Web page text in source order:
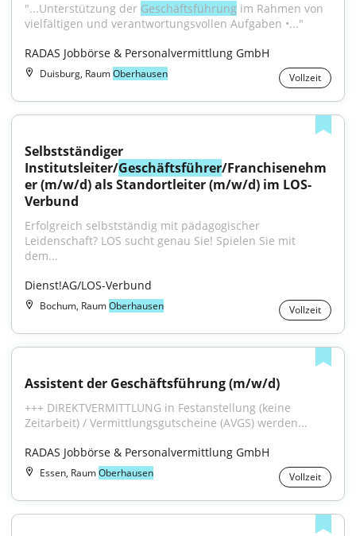
"...Unterstützung der Geschäftsführung im Rahmen von
vielfältigen und verantwortungsvollen Aufgaben •..."
RADAS Jobbörse & Personalvermittlung GmbH
Duisburg, RaumOberhausen Vollzeit
Selbstständiger
Institutsleiter/Geschäftsführer/Franchisenehm
er (m/w/d) als Standortleiter (m/w/d) im LOS-
Verbund
Erfolgreich selbstständig mit pädagogischer
Leidenschaft? LOS sucht genau Sie! Spielen Sie mit
dem...
Dienst!AG/LOS-Verbund
Bochum, RaumOberhausen Vollzeit
Assistent der Geschäftsführung (m/w/d)
+++ DIREKTVERMITTLUNG in Festanstellung (keine
Zeitarbeit) / Vermittlungsgutscheine (AVGS) werden...
RADAS Jobbörse & Personalvermittlung GmbH
Essen, RaumOberhausen Vollzeit